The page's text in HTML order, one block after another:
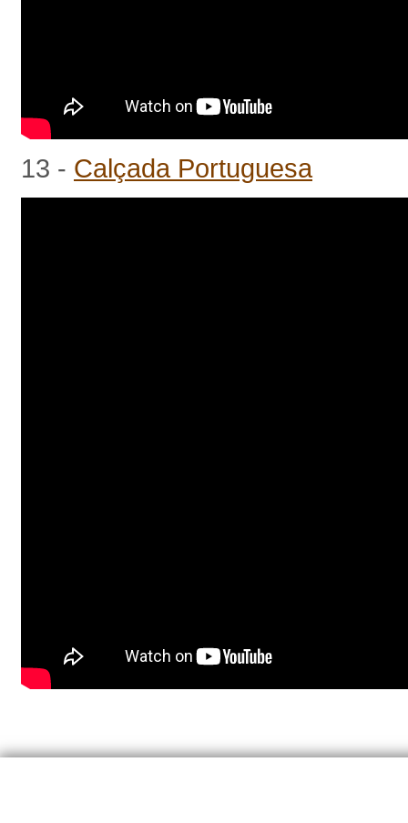
13 - Calçada Portuguesa